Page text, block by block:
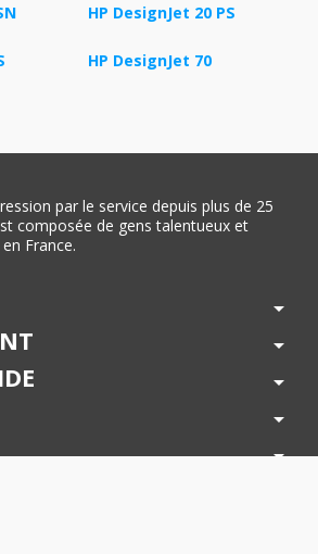
HP DesignJet 20 PS
HP DesignJet 70
par le service depuis plus de 25
composée de gens talentueux et
France.
arrow_drop_down
arrow_drop_down
arrow_drop_down
arrow_drop_down
arrow_drop_down